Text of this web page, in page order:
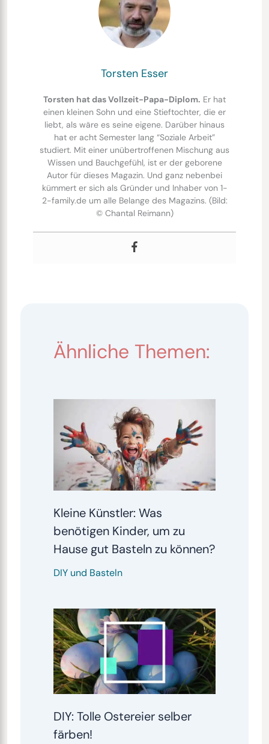
Torsten Esser
Torsten hat das Vollzeit-Papa-Diplom. Er hat
einen kleinen Sohn und eine Stieftochter, die er
liebt, als wäre es seine eigene. Darüber hinaus
hat er acht Semester lang “Soziale Arbeit”
studiert. Mit einer unübertroffenen Mischung aus
Wissen und Bauchgefühl, ist er der geborene
Autor für dieses Magazin. Und ganz nebenbei
kümmert er sich als Gründer und Inhaber von 1-
2-family.de um alle Belange des Magazins. (Bild:
© Chantal Reimann)
Ähnliche Themen:
Kleine Künstler: Was
benötigen Kinder, um zu
Hause gut Basteln zu können?
DIY und Basteln
DIY: Tolle Ostereier selber
färben!